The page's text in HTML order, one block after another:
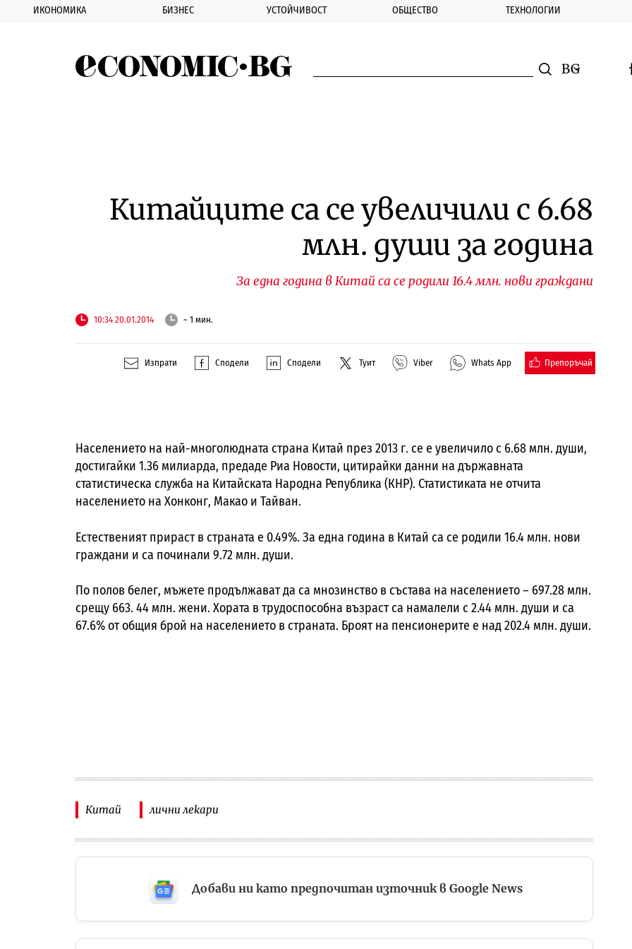
ИКОНОМИКА БИЗНЕС УСТОЙЧИВОСТ ОБЩЕСТВО ТЕХНОЛОГИИ
Смяна на
Китайците са се увеличили с 6.68
млн. души за година
За една година в Китай са се родили 16.4 млн. нови граждани
10:34 20.01.2014 ~ 1 мин.
Изпрати Сподели Сподели Туит Viber Whats App Препоръчай
Населението на най-многолюдната страна Китай през 2013 г. се е увеличило с 6.68 млн. души,
достигайки 1.36 милиарда, предаде Риа Новости, цитирайки данни на държавната
статистическа служба на Китайската Народна Република (КНР). Статистиката не отчита
населението на Хонконг, Макао и Тайван.
Естественият прираст в страната е 0.49%. За една година в Китай са се родили 16.4 млн. нови
граждани и са починали 9.72 млн. души.
По полов белег, мъжете продължават да са мнозинство в състава на населението – 697.28 млн.
срещу 663. 44 млн. жени. Хората в трудоспособна възраст са намалели с 2.44 млн. души и са
67.6% от общия брой на населението в страната. Броят на пенсионерите е над 202.4 млн. души.
Китай лични лекари
Добави ни като предпочитан източник в Google News